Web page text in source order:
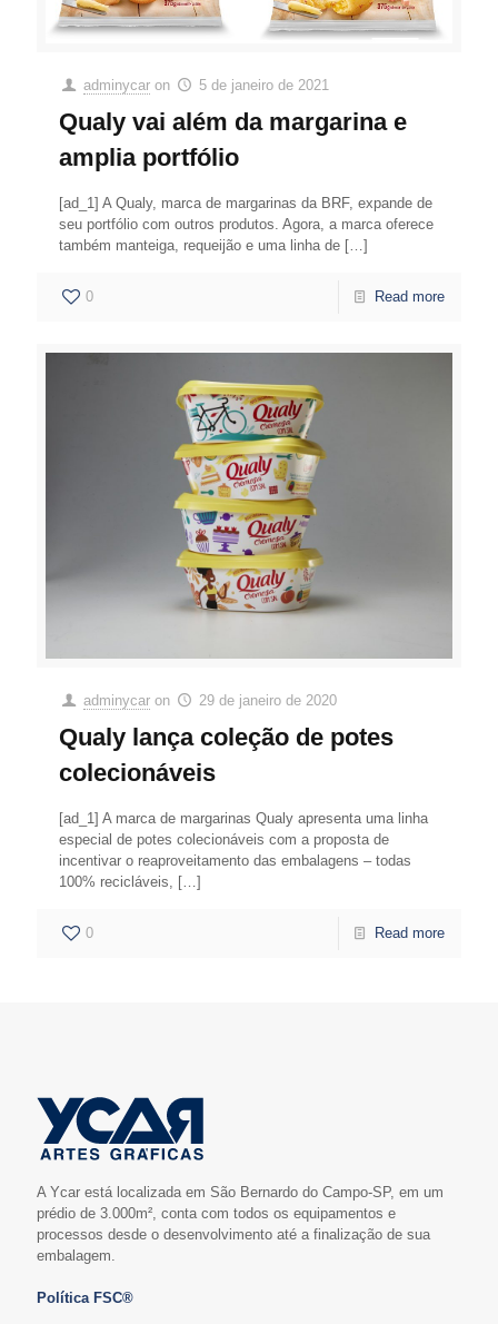
adminycar on 5 de janeiro de 2021
Qualy vai além da margarina e
amplia portfólio
[ad_1] A Qualy, marca de margarinas da BRF, expande de
seu portfólio com outros produtos. Agora, a marca oferece
também manteiga, requeijão e uma linha de […]
0 Read more
adminycar on 29 de janeiro de 2020
Qualy lança coleção de potes
colecionáveis
[ad_1] A marca de margarinas Qualy apresenta uma linha
especial de potes colecionáveis com a proposta de
incentivar o reaproveitamento das embalagens – todas
100% recicláveis,
[…]
0 Read more
A Ycar está localizada em São Bernardo do Campo-SP, em um
prédio de 3.000m², conta com todos os equipamentos e
processos desde o desenvolvimento até a finalização de sua
embalagem.
Política FSC®